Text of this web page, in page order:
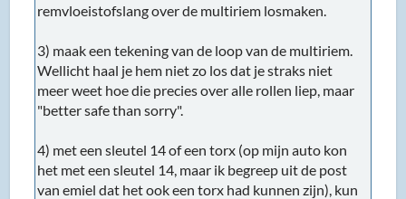
remvloeistofslang over de multiriem losmaken.
3) maak een tekening van de loop van de multiriem.
Wellicht haal je hem niet zo los dat je straks niet
meer weet hoe die precies over alle rollen liep, maar
"better safe than sorry".
4) met een sleutel 14 of een torx (op mijn auto kon
het met een sleutel 14, maar ik begreep uit de post
van emiel dat het ook een torx had kunnen zijn), kun